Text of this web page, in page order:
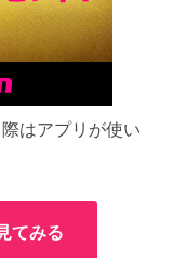
はアプリが使い
てみる